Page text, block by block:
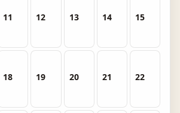
11 12 13 14 15
18 19 20 21 22